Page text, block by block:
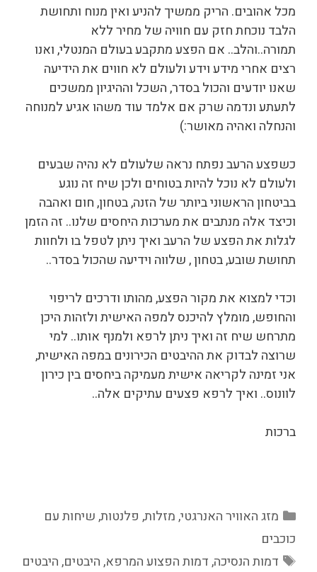
מכל אהובים. הריק ממשיך להניע ואין מנוח ותחושת
הלבד נוכחת חזק עם חוויה של מחיר ללא
תמורה..והלב.. אם הפצע מתקבע בעולם המנטלי, ואנו
רצים אחרי מידע וידע ולעולם לא חווים את הידיעה
שאנו יודעים והכול בסדר, השכל וההיגיון ממשכים
לתעתע ונדמה שרק אם אלמד עוד משהו אגיע למנוחה
והנחלה ואהיה מאושר:)
כשפצע הרעב נפתח נראה שלעולם לא נהיה שבעים
ולעולם לא נוכל להיות בטוחים ולכן שיח זה נוגע
בביטחון הראשוני ביותר של הזנה, בטחון, חום ואהבה
וכיצד אלה מנתבים את מערכות היחסים שלנו.. זה הזמן
לגלות את הפצע של הרעב ואיך ניתן לטפל בו ולחוות
תחושת שובע, בטחון , שלווה וידיעה שהכול בסדר..
וכדי למצוא את מקור הפצע, מהותו ודרכים לריפוי
והחופש, מומלץ להיכנס למפה האישית ולזהות היכן
מתרחש שיח זה ואיך ניתן לרפא ולמנף אותו.. למי
שרוצה לבדוק את ההיבטים הכירונים במפה האישית,
אני זמינה לקריאה אישית מעמיקה ביחסים בין כירון
לוונוס.. ואיך לרפא פצעים עתיקים אלה..
ברכות
קטגוריות
מזג האוויר האנרגטי,מזלות, פלנטות,שיחות עם
כוכבים
תגיות
דמות הנסיכה,דמות הפצוע המרפא,היבטים,היבטים